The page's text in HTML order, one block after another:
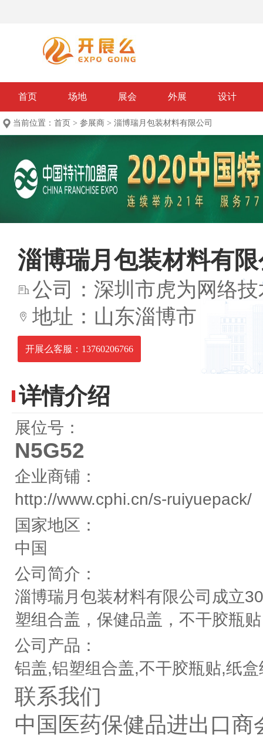
首页 场地 展会 外展 设计
当前位置： 首页 > 参展商 > 淄博瑞月包装材料有限公司
淄博瑞月包装材料有
公司：深圳市虎为网络
地址：山东淄博市
开展么客服：13760206766
详情介绍
展位号：
N5G52
企业商铺：
http://www.cphi.cn/s-ruiyuepack/
国家地区：
中国
公司简介：
淄博瑞月包装材料有限公司成立
塑组合盖，保健品盖，不干胶瓶
公司产品：
铝盖,铝塑组合盖,不干胶瓶贴,纸盒
联系我们
中国医药保健品进出口商